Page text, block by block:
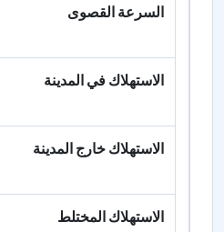
السرعة القصوى
الاستهلاك في المدينة
الاستهلاك خارج المدينة
الاستهلاك المختلط